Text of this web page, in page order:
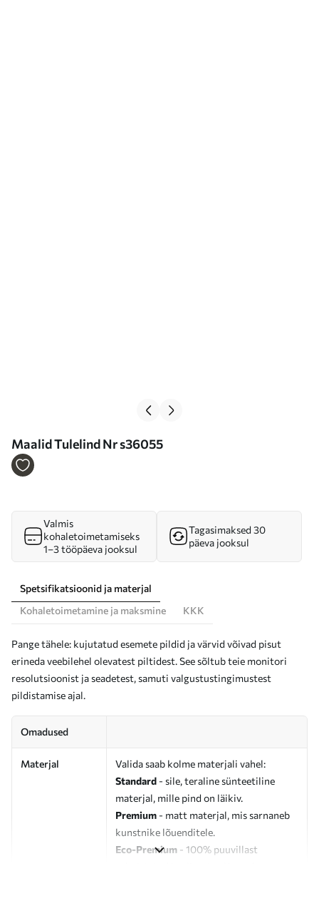
Maalid Tulelind Nr s36055
Valmis
kohaletoimetamiseks
1–3 tööpäeva jooksul
Tagasimaksed 30
päeva jooksul
Spetsifikatsioonid ja materjal
Kohaletoimetamine ja maksmine
KKK
Pange tähele: kujutatud esemete pildid ja värvid võivad pisut
erineda veebilehel olevatest piltidest. See sõltub teie monitori
resolutsioonist ja seadetest, samuti valgustustingimustest
pildistamise ajal.
Omadused
Materjal
Valida saab kolme materjali vahel:
Standard - sile, teraline sünteetiline
materjal, mille pind on läikiv.
Premium - matt materjal, mis sarnaneb
kunstnike lõuenditele.
Eco-Premium - 100% puuvillast